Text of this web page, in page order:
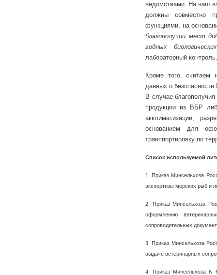
ведомствами. На наш
должны совместно
функциями, на
благополучии мест
водных
лабораторный контроль.
Кроме того, считаем
данных о
В случае
продукции из ВБР
акклиматизации,
основанием для
транспортировку по
Список используемой
1. Приказ Минсельхоза
экспертизы морских рыб и
2. Приказ Минсельхоза
оформлению
сопроводительных
3. Приказ Минсельхоза
выдаче ветеринарных
4. Приказ Минсельхоза N